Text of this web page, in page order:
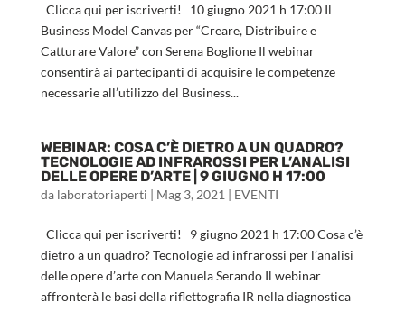
Clicca qui per iscriverti! 10 giugno 2021 h 17:00 Il
Business Model Canvas per “Creare, Distribuire e
Catturare Valore” con Serena Boglione Il webinar
consentirà ai partecipanti di acquisire le competenze
necessarie all’utilizzo del Business...
WEBINAR: COSA C’È DIETRO A UN QUADRO?
TECNOLOGIE AD INFRAROSSI PER L’ANALISI
DELLE OPERE D’ARTE | 9 GIUGNO H 17:00
da laboratoriaperti | Mag 3, 2021 | EVENTI
Clicca qui per iscriverti! 9 giugno 2021 h 17:00 Cosa c’è
dietro a un quadro? Tecnologie ad infrarossi per l’analisi
delle opere d’arte con Manuela Serando Il webinar
affronterà le basi della riflettografia IR nella diagnostica